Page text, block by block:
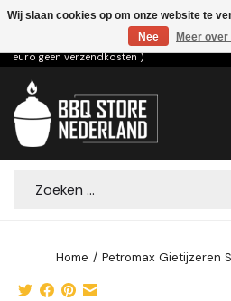
Voor 15.00u besteld dezelfde dag
euro geen verzendkosten )
Zoeken
Home / Petromax Gietijzeren
Wij slaan cookies op om onze website te
Nee
Meer